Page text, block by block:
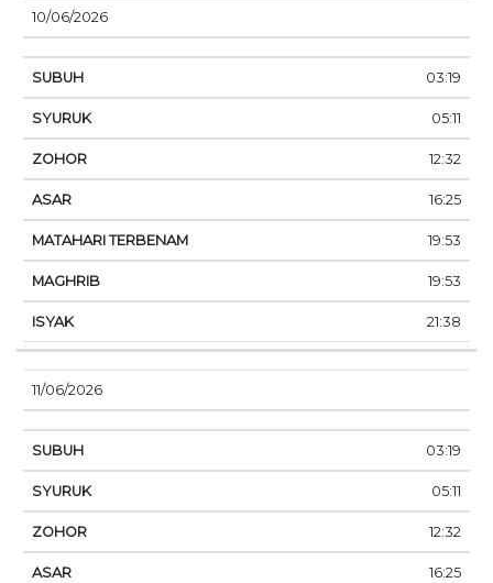
10/06/2026
03:19
05:11
12:32
16:25
19:53
19:53
21:38
11/06/2026
03:19
05:11
12:32
16:25